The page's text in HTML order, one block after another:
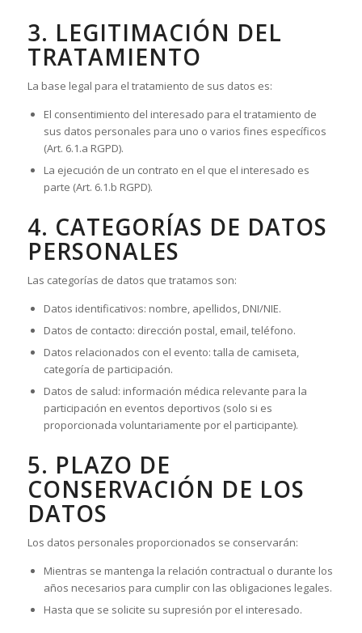
3. LEGITIMACIÓN DEL
TRATAMIENTO
La base legal para el tratamiento de sus datos es:
El consentimiento del interesado para el tratamiento de
sus datos personales para uno o varios fines específicos
(Art. 6.1.a RGPD).
La ejecución de un contrato en el que el interesado es
parte (Art. 6.1.b RGPD).
4. CATEGORÍAS DE DATOS
PERSONALES
Las categorías de datos que tratamos son:
Datos identificativos: nombre, apellidos, DNI/NIE.
Datos de contacto: dirección postal, email, teléfono.
Datos relacionados con el evento: talla de camiseta,
categoría de participación.
Datos de salud: información médica relevante para la
participación en eventos deportivos (solo si es
proporcionada voluntariamente por el participante).
5. PLAZO DE
CONSERVACIÓN DE LOS
DATOS
Los datos personales proporcionados se conservarán:
Mientras se mantenga la relación contractual o durante los
años necesarios para cumplir con las obligaciones legales.
Hasta que se solicite su supresión por el interesado.